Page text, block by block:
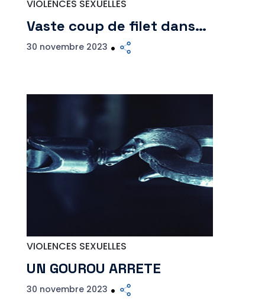
VIOLENCES SEXUELLES
Vaste coup de filet dans…
30 novembre 2023
VIOLENCES SEXUELLES
UN GOUROU ARRETE
30 novembre 2023